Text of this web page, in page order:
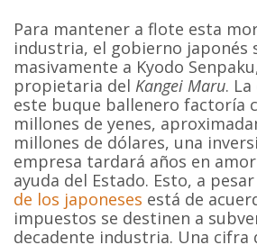
Para mantener a flote esta
industria, el gobierno japonés
masivamente a Kyodo
propietaria delKangei Maru.
este buque ballenero factoría
millones de yenes,
millones de dólares, una
empresa tardará años en
ayuda del Estado. Esto, a
de los japoneses está de
impuestos se destinen a
decadente industria. Una cifra